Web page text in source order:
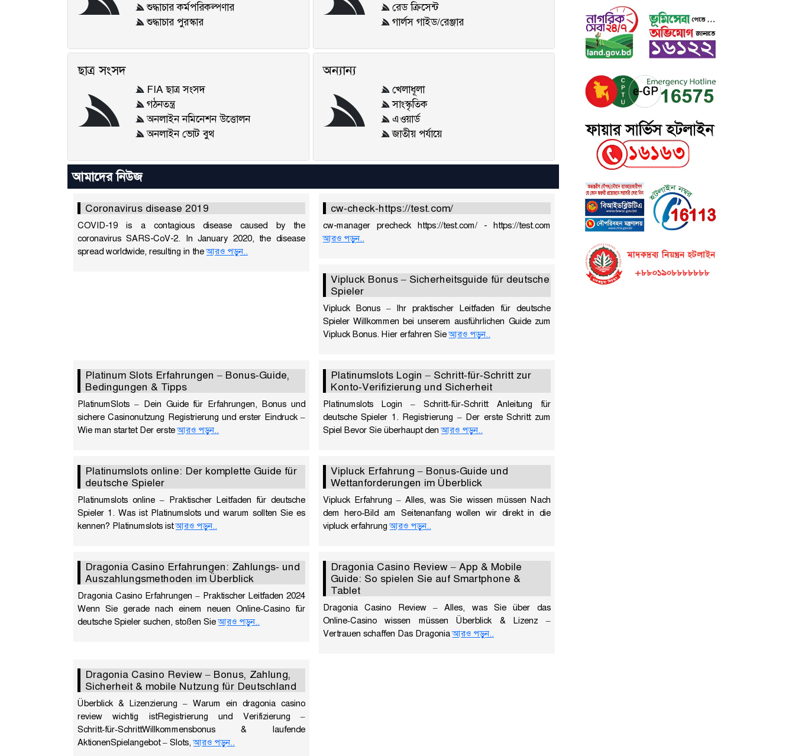
শুদ্ধাচার কর্মপরিকল্পণার
শুদ্ধাচার পুরস্কার
রেড ক্রিসেন্ট
গার্লস গাইড/রেঞ্জার
ছাত্র সংসদ
FIA ছাত্র সংসদ
গঠনতন্ত্র
অনলাইন নমিনেশন উত্তোলন
অনলাইন ভোট বুথ
অন্যান্য
খেলাধূলা
সাংস্কৃতিক
এওয়ার্ড
জাতীয় পর্যায়ে
আমাদের নিউজ
Coronavirus disease 2019
COVID-19 is a contagious disease caused by the
coronavirus SARS-CoV-2. In January 2020, the disease
spread worldwide, resulting in theআরও পড়ুন..
cw-check-https://test.com/
cw-manager precheck https://test.com/ - https://test.com
আরও পড়ুন..
Vipluck Bonus – Sicherheitsguide für deutsche
Spieler
Vipluck Bonus – Ihr praktischer Leitfaden für deutsche
Spieler Willkommen bei unserem ausführlichen Guide zum
Vipluck Bonus. Hier erfahren Sieআরও পড়ুন..
Platinum Slots Erfahrungen – Bonus‑Guide,
Bedingungen & Tipps
PlatinumSlots – Dein Guide für Erfahrungen, Bonus und
sichere Casinonutzung Registrierung und erster Eindruck –
Wie man startet Der ersteআরও পড়ুন..
Platinumslots Login – Schritt‑für‑Schritt zur
Konto‑Verifizierung und Sicherheit
Platinumslots Login – Schritt‑für‑Schritt Anleitung für
deutsche Spieler 1. Registrierung – Der erste Schritt zum
Spiel Bevor Sie überhaupt denআরও পড়ুন..
Platinumslots online: Der komplette Guide für
deutsche Spieler
Platinumslots online – Praktischer Leitfaden für deutsche
Spieler 1. Was ist Platinumslots und warum sollten Sie es
kennen? Platinumslots istআরও পড়ুন..
Vipluck Erfahrung – Bonus‑Guide und
Wettanforderungen im Überblick
Vipluck Erfahrung – Alles, was Sie wissen müssen Nach
dem hero‑Bild am Seitenanfang wollen wir direkt in die
vipluck erfahrungআরও পড়ুন..
Dragonia Casino Erfahrungen: Zahlungs‑ und
Auszahlungsmethoden im Überblick
Dragonia Casino Erfahrungen – Praktischer Leitfaden 2024
Wenn Sie gerade nach einem neuen Online‑Casino für
deutsche Spieler suchen, stoßen Sieআরও পড়ুন..
Dragonia Casino Review – App & Mobile
Guide: So spielen Sie auf Smartphone &
Tablet
Dragonia Casino Review – Alles, was Sie über das
Online‑Casino wissen müssen Überblick & Lizenz –
Vertrauen schaffen Das Dragoniaআরও পড়ুন..
Dragonia Casino Review – Bonus, Zahlung,
Sicherheit & mobile Nutzung für Deutschland
Überblick & Lizenzierung – Warum ein dragonia casino
review wichtig istRegistrierung und Verifizierung –
Schritt‑für‑SchrittWillkommensbonus & laufende
AktionenSpielangebot – Slots,আরও পড়ুন..